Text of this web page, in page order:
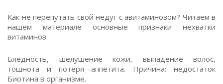
Как не перепутать свой недуг с авитаминозом? Читаем в
нашем материале основные признаки нехватки
витаминов.
Бледность, шелушение кожи, выпадение волос,
тошнота и потеря аппетита. Причина: недостаток
Биотина в организме.